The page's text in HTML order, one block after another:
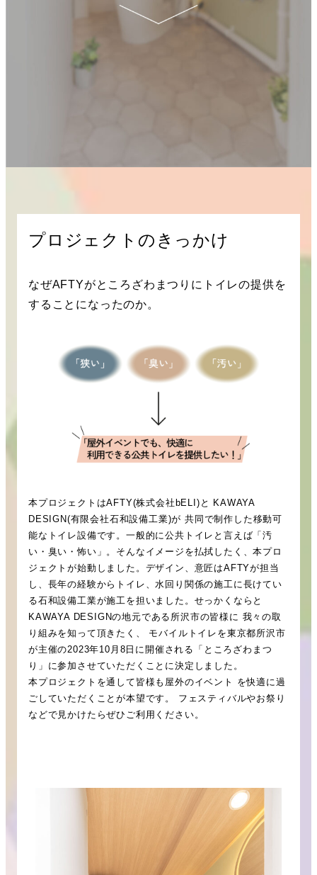
プロジェクトのきっかけ
なぜAFTYがところざわまつりにトイレの提供を
することになったのか。
本プロジェクトはAFTY(株式会社bELI)と KAWAYA
DESIGN(有限会社石和設備工業)が 共同で制作した移動可
能なトイレ設備です。一般的に公共トイレと言えば「汚
い・臭い・怖い」。そんなイメージを払拭したく、本プロ
ジェクトが始動しました。デザイン、意匠はAFTYが担当
し、長年の経験からトイレ、水回り関係の施工に長けてい
る石和設備工業が施工を担いました。せっかくならと
KAWAYA DESIGNの地元である所沢市の皆様に 我々の取
り組みを知って頂きたく、 モバイルトイレを東京都所沢市
が主催の2023年10月8日に開催される「ところざわまつ
り」に参加させていただくことに決定しました。
本プロジェクトを通して皆様も屋外のイベント を快適に過
ごしていただくことが本望です。 フェスティバルやお祭り
などで見かけたらぜひご利用ください。